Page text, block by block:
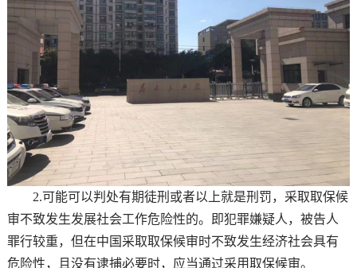
2.可能可以判处有期徒刑或者以上就是刑罚，采取取保候
审不致发生发展社会工作危险性的。即犯罪嫌疑人，被告人
罪行较重，但在中国采取取保候审时不致发生经济社会具有
危险性，且没有逮捕必要时，应当通过采用取保候审。